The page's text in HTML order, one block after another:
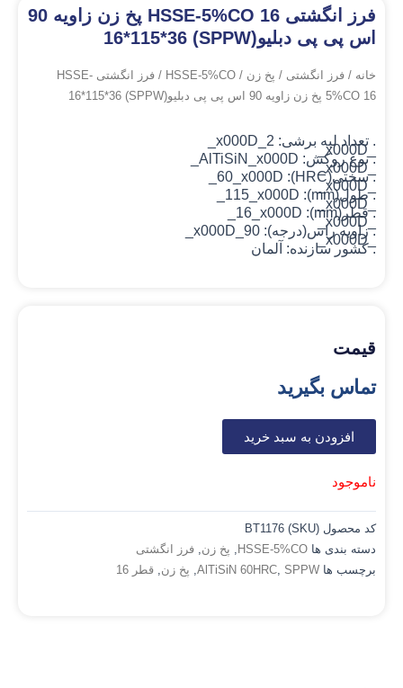
فرز انگشتی HSSE-5%CO 16 پخ زن زاویه 90
اس پی پی دبلیو(SPPW) 16*115*36
خانه / فرز انگشتی / پخ زن /
HSSE-5%CO
/ فرز انگشتی HSSE-
5%CO 16 پخ زن زاویه 90 اس پی پی دبلیو(SPPW) 16*115*36
. تعداد لبه برشی: 2_x000D_
_x000D_
. نوع روکش: AlTiSiN _x000D_
_x000D_
. سختی(HRC): 60_x000D_
_x000D_
. طول(mm): 115_x000D_
_x000D_
. قطر(mm): 16_x000D_
_x000D_
. زاویه راس(درجه): 90_x000D_
_x000D_
. کشور سازنده: آلمان
قیمت
تماس بگیرید
افزودن به سبد خرید
ناموجود
کد محصول (SKU)
BT1176
دسته بندی ها HSSE-5%CO پخ زن فرز انگشتی
برچسب ها
AlTiSiN 60HRC SPPW پخ زن قطر 16